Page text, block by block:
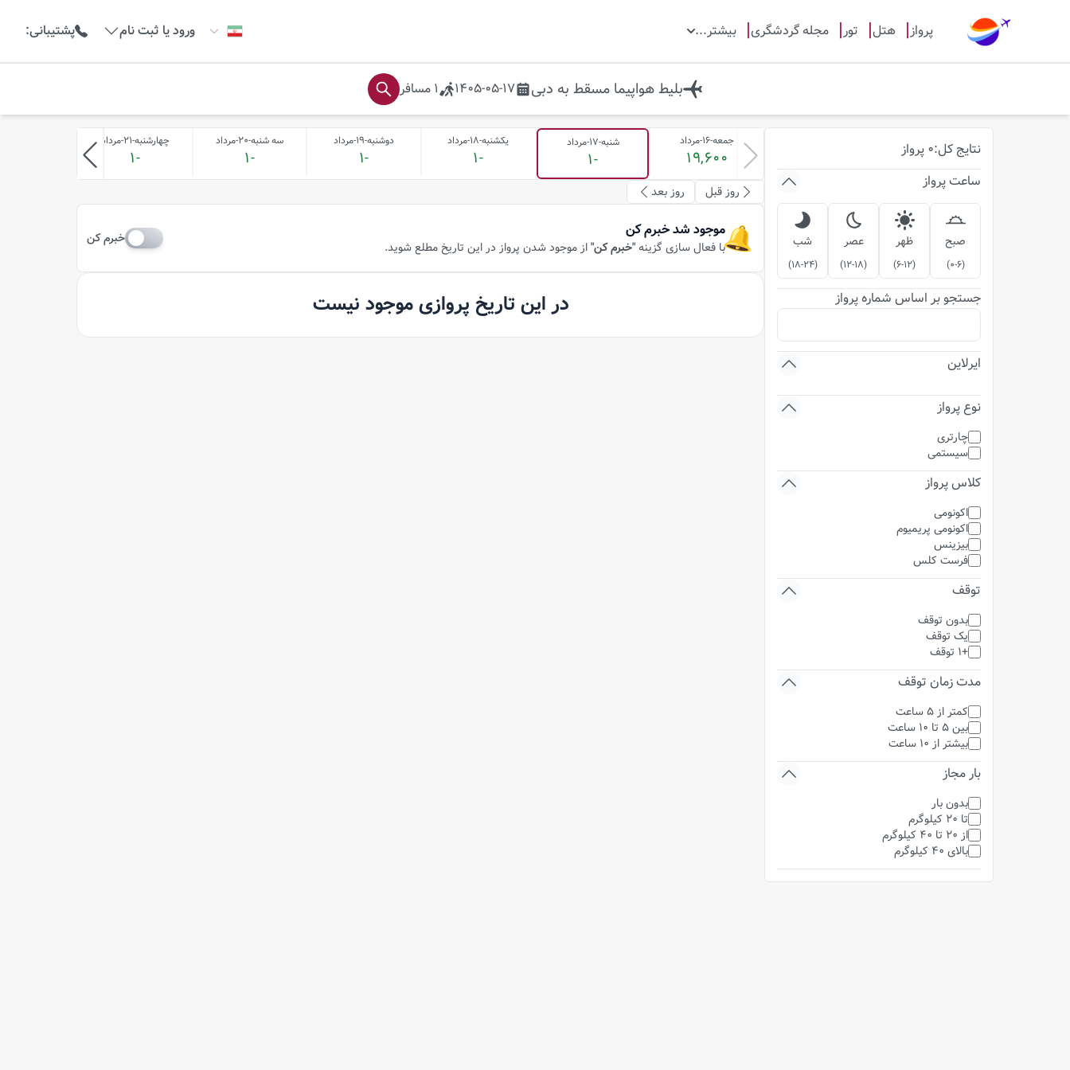
پرواز هتل تور مجله گردشگری بیشتر... ورود یا ثبت نام پشتیبانی:
بلیط هواپیما مسقط به دبی 1405-05-17
1 مسافر
نتایج کل:
0 پرواز
ساعت پرواز
صبح
(
0-6
)
ظهر
(
6-12
)
عصر
(
12-18
)
شب
(
18-24
)
جستجو بر اساس شماره پرواز
ایرلاین
نوع پرواز
چارتری
سیستمی
کلاس پرواز
اکونومی
اکونومی پریمیوم
بیزینس
فرست کلس
توقف
بدون توقف
یک توقف
+1 توقف
مدت زمان توقف
کمتر از 5 ساعت
بین 5 تا 10 ساعت
بیشتر از 10 ساعت
بار مجاز
بدون بار
تا 20 کیلوگرم
از 20 تا 40 کیلوگرم
بالای 40 کیلوگرم
جمعه-16-مرداد
19,600
شنبه-17-مرداد
-1
یکشنبه-18-مرداد
-1
دوشنبه-19-مرداد
-1
سه شنبه-20-مرداد
-1
چهارشنبه-21-مرداد
-1
روز قبل روز بعد
موجود شد خبرم کن
با فعال سازی گزینه"خبرم کن"از موجود شدن پرواز در این تاریخ مطلع شوید.
خبرم کن
در این تاریخ پروازی موجود نیست